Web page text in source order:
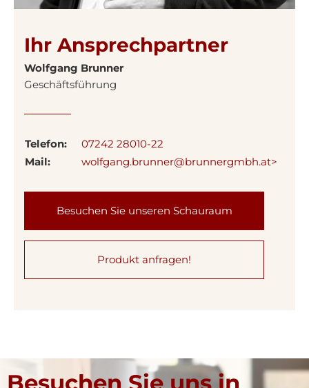
Ihr Ansprechpartner
Wolfgang Brunner
Geschäftsführung
Telefon:
07242 28010-22
Mail:
wolfgang.brunner@brunnergmbh.at>
Besuchen Sie unseren Schauraum
Produkt anfragen!